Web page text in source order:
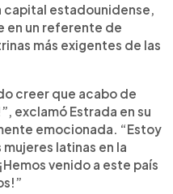
estadounidense,
en un referente de
más exigentes de las
creer que acabo de
exclamó Estrada en su
emocionada. “Estoy
latinas en la
venido a este país